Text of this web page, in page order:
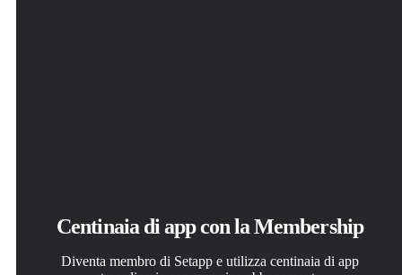
Centinaia di app con la Membership
Diventa membro di Setapp e utilizza centinaia di app